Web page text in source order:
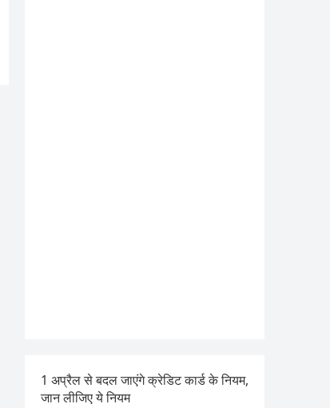
1 अप्रैल से बदल जाएंगे क्रेडिट कार्ड के नियम,
जान लीजिए ये नियम